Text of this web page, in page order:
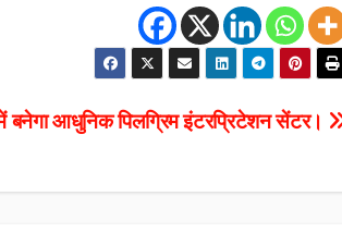
में बनेगा आधुनिक पिलग्रिम इंटरप्रिटेशन सेंटर।